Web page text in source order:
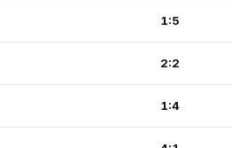
1:5
2:2
1:4